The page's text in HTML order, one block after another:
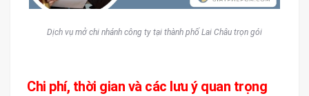
Dịch vụ mở chi nhánh công ty tại thành phố Lai Châu trọn gói
Chi phí, thời gian và các lưu ý quan trọng